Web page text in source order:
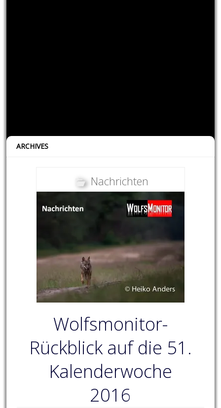
ARCHIVES
Nachrichten
Wolfsmonitor-
Rückblick auf die 51.
Kalenderwoche
2016